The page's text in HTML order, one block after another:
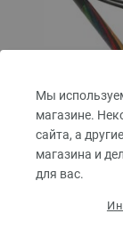
Мы
магазине.
сайта, а
магазина и
для вас.
Круговые